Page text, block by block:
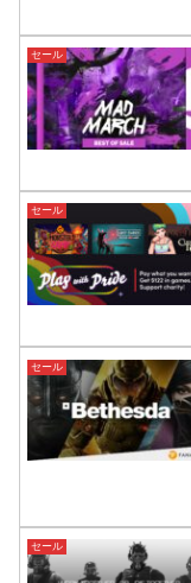
セール
セール
セール
セール